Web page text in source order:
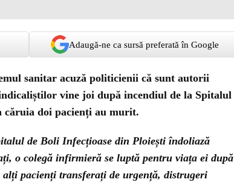
Adaugă-ne ca sursă preferată în Google
sanitar acuză politicienii că sunt autorii
vine joi după incendiul de la Spitalul
căruia doi pacienți au murit.
de Boli Infecțioase din Ploiești îndoliază
o colegă infirmieră se luptă pentru viața ei după
pacienți transferați de urgență, distrugeri